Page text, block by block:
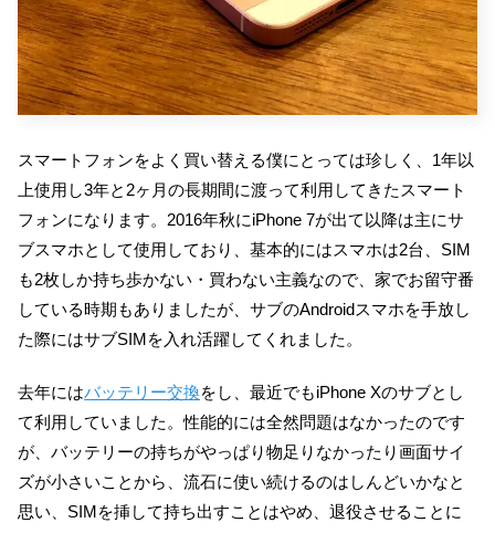
スマートフォンをよく買い替える僕にとっては珍しく、1年以
上使用し3年と2ヶ月の長期間に渡って利用してきたスマート
フォンになります。2016年秋にiPhone 7が出て以降は主にサ
ブスマホとして使用しており、基本的にはスマホは2台、SIM
も2枚しか持ち歩かない・買わない主義なので、家でお留守番
している時期もありましたが、サブのAndroidスマホを手放し
た際にはサブSIMを入れ活躍してくれました。
去年にはバッテリー交換をし、最近でもiPhone Xのサブとし
て利用していました。性能的には全然問題はなかったのです
が、バッテリーの持ちがやっぱり物足りなかったり画面サイ
ズが小さいことから、流石に使い続けるのはしんどいかなと
思い、SIMを挿して持ち出すことはやめ、退役させることに